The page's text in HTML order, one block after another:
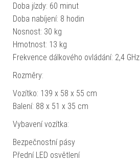
Doba jízdy: 60 minut
Doba nabíjení: 8 hodin
Nosnost: 30 kg
Hmotnost: 13 kg
Frekvence dálkového ovládání: 2,4 GHz
Rozměry:
Vozítko: 139 x 58 x 55 cm
Balení: 88 x 51 x 35 cm
Vybavení vozítka:
Bezpečnostní pásy
Přední LED osvětlení